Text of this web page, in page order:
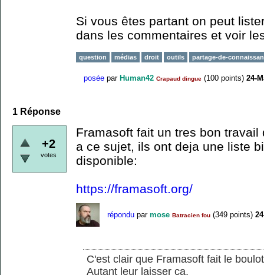
Si vous êtes partant on peut
dans les commentaires et voir
question médias droit outils partage-de-
posée par Human42 Crapaud dingue (100 points) 24-
1 Réponse
+2
votes
Framasoft fait un tres bon
a ce sujet, ils ont deja une liste
disponible:
https://framasoft.org/
répondu par mose Batracien fou (349 points)
C'est clair que Framasoft fait le
Autant leur laisser ça.